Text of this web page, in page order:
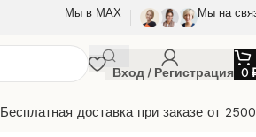
Мы в МАХ Мы на
Вход / Регистрация 0
Бесплатная доставка при заказе от